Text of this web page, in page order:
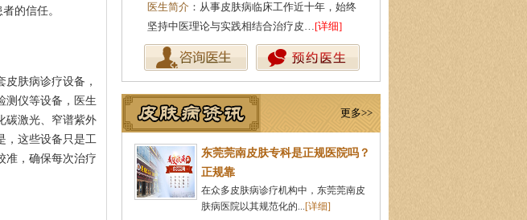
的信任。
肤病诊疗设备，
测仪等设备，医生
碳激光、窄谱紫外
，这些设备只是工
准，确保每次治疗
肤病临床工作近十年，始终
医生简介 ：东莞莞南皮肤病医院副主任，毕业
湖北中医药大学，先后在皮肤医院…[详细]
更多>>
东莞莞南皮肤专科是正规医院吗？
正规靠
在众多皮肤病诊疗机构中，东莞莞南皮
肤病医院以其规范化的...[详细]